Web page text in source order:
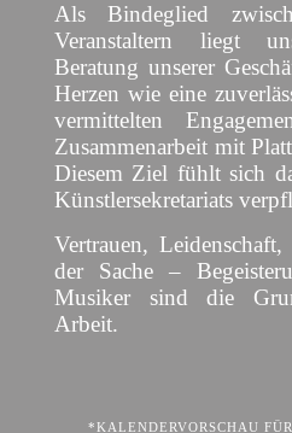
Als Bindeglied
Veranstaltern liegt
Beratung unserer
Herzen wie eine
vermittelten
Zusammenarbeit mit
Diesem Ziel fühlt sich
Künstlersekretariats
Vertrauen,
der Sache –
Musiker sind die
Arbeit.
*KALENDERVORSCHAU